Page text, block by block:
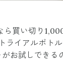
ら買い切り
トライアルボト
お試しできる